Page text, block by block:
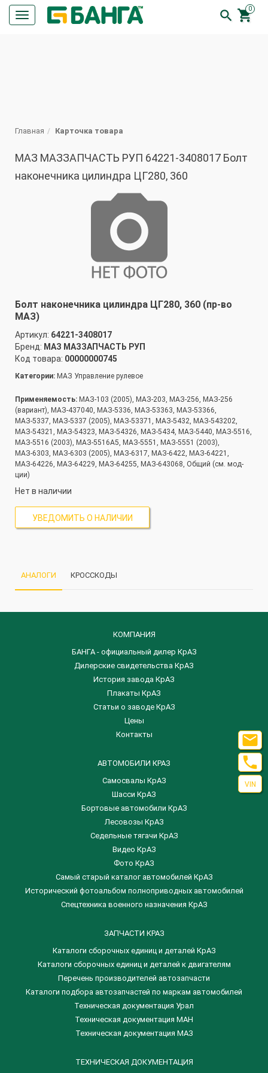
Кнопка
меню
0


Главная Карточка товара
МАЗ МАЗЗАПЧАСТЬ РУП 64221-3408017 Болт
наконечника цилиндра ЦГ280, 360
Болт наконечника цилиндра ЦГ280, 360 (пр-во
МАЗ)
Артикул: 64221-3408017
Бренд: МАЗ МАЗЗАПЧАСТЬ РУП
Код товара: 00000000745
Категории: МАЗ Управление рулевое
Применяемость: МАЗ-103 (2005), МАЗ-203, МАЗ-256, МАЗ-256
(вариант), МАЗ-437040, МАЗ-5336, МАЗ-53363, МАЗ-53366,
МАЗ-5337, МАЗ-5337 (2005), МАЗ-53371, МАЗ-5432, МАЗ-543202,
МАЗ-54321, МАЗ-54323, МАЗ-54326, МАЗ-5434, МАЗ-5440, МАЗ-5516,
МАЗ-5516 (2003), МАЗ-5516А5, МАЗ-5551, МАЗ-5551 (2003),
МАЗ-6303, МАЗ-6303 (2005), МАЗ-6317, МАЗ-6422, МАЗ-64221,
МАЗ-64226, МАЗ-64229, МАЗ-64255, МАЗ-643068, Общий (см. мод-
ции)
Нет в наличии
УВЕДОМИТЬ О НАЛИЧИИ
АНАЛОГИ КРОССКОДЫ
КОМПАНИЯ
БАНГА - официальный дилер КрАЗ
Дилерские свидетельства КрАЗ
История завода КрАЗ
Плакаты КрАЗ
Статьи о заводе КрАЗ
Цены
Контакты
АВТОМОБИЛИ КРАЗ
Самосвалы КрАЗ
Шасси КрАЗ
Бортовые автомобили КрАЗ
Лесовозы КрАЗ
Седельные тягачи КрАЗ
Видео КрАЗ
Фото КрАЗ
Самый старый каталог автомобилей КрАЗ
Исторический фотоальбом полноприводных автомобилей
Спецтехника военного назначения КрАЗ
ЗАПЧАСТИ КРАЗ
Каталоги сборочных единиц и деталей КрАЗ
​Каталоги сборочных единиц и деталей к двигателям
Перечень производителей автозапчасти
Каталоги подбора автозапчастей по маркам автомобилей
Техническая документация Урал
Техническая документация МАН
Техническая документация МАЗ
ТЕХНИЧЕСКАЯ ДОКУМЕНТАЦИЯ


VIN